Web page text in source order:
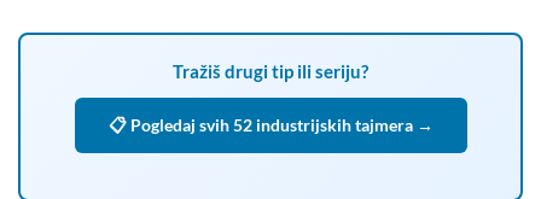
Tražiš drugi tip ili seriju?
📋 Pogledaj svih 52 industrijskih tajmera →